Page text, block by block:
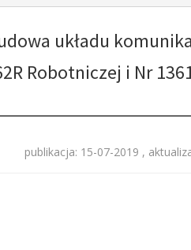
układu
Robotniczej i Nr
publikacja: 15-07-2019 ,